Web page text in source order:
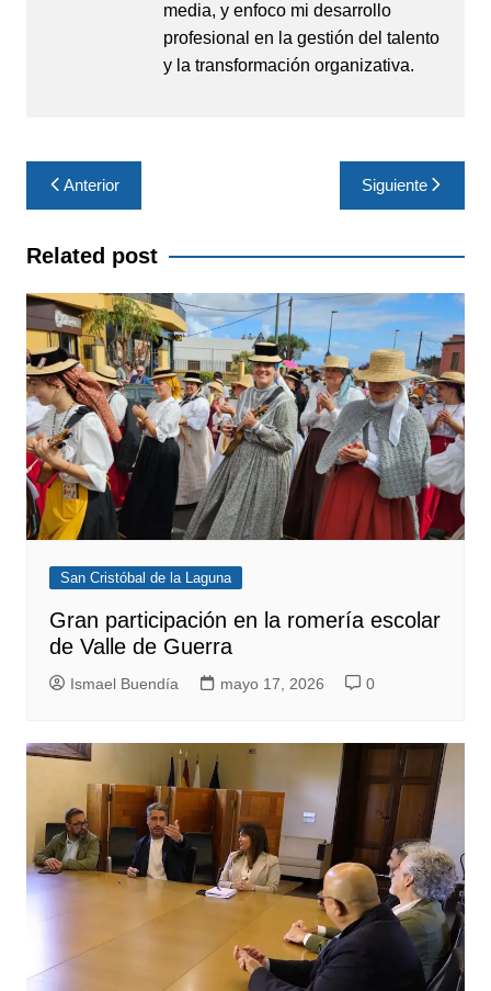
media, y enfoco mi desarrollo
profesional en la gestión del talento
y la transformación organizativa.
Navegación
de
entradas
Anterior Siguiente
Related post
San Cristóbal de la Laguna
Gran participación en la romería escolar
de Valle de Guerra
Ismael Buendía mayo 17, 2026 0